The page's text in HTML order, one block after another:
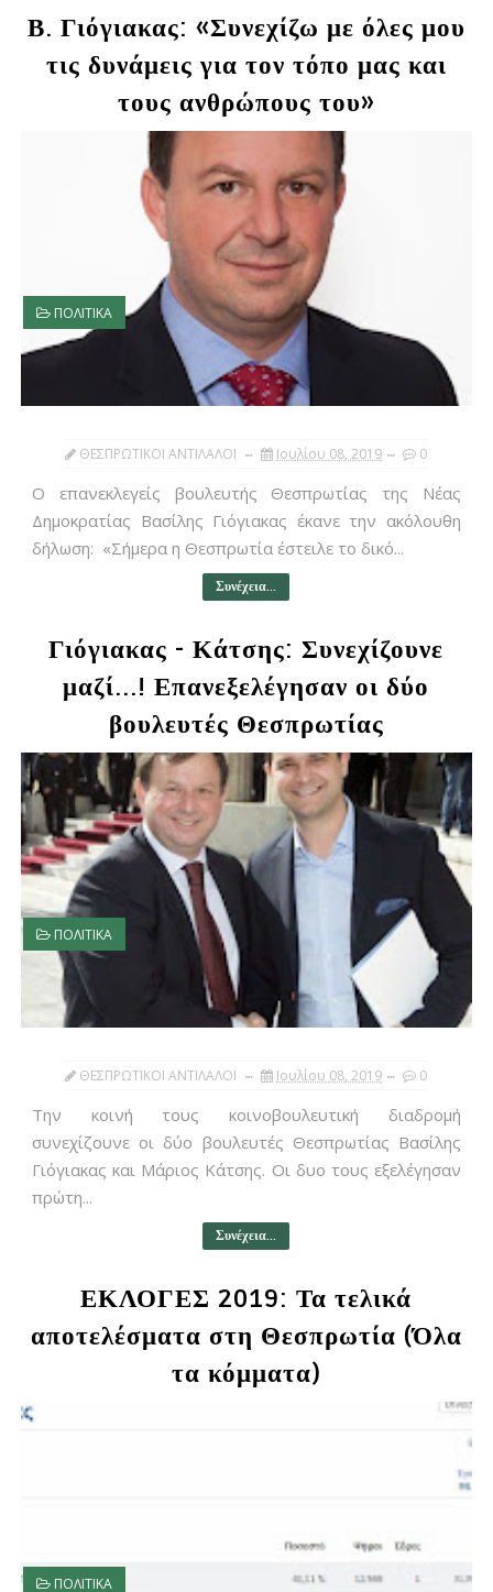
Β. Γιόγιακας: «Συνεχίζω με όλες μου
τις δυνάμεις για τον τόπο μας και
τους ανθρώπους του»
ΠΟΛΙΤΙΚΑ
ΘΕΣΠΡΩΤΙΚΟΙ ΑΝΤΙΛΑΛΟΙ Ιουλίου 08, 2019 0
Ο επανεκλεγείς βουλευτής Θεσπρωτίας της Νέας
Δημοκρατίας Βασίλης Γιόγιακας έκανε την ακόλουθη
δήλωση: «Σήμερα η Θεσπρωτία έστειλε το δικό...
Συνέχεια...
Γιόγιακας - Κάτσης: Συνεχίζουνε
μαζί...! Επανεξελέγησαν οι δύο
βουλευτές Θεσπρωτίας
ΠΟΛΙΤΙΚΑ
ΘΕΣΠΡΩΤΙΚΟΙ ΑΝΤΙΛΑΛΟΙ Ιουλίου 08, 2019 0
Την κοινή τους κοινοβουλευτική διαδρομή
συνεχίζουνε οι δύο βουλευτές Θεσπρωτίας Βασίλης
Γιόγιακας και Μάριος Κάτσης. Οι δυο τους εξελέγησαν
πρώτη...
Συνέχεια...
ΕΚΛΟΓΕΣ 2019: Τα τελικά
αποτελέσματα στη Θεσπρωτία (Όλα
τα κόμματα)
ΠΟΛΙΤΙΚΑ